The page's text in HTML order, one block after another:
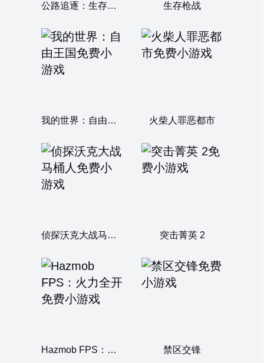
公路追逐：生存枪战 生存枪战
我的世界：自由王国 火柴人罪恶都市
侦探沃克大战马桶人 突击菁英 2
Hazmob FPS：火力全开 禁区交锋